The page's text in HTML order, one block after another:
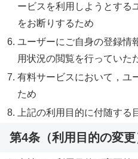
ービスを利用しようとする
をお断りするため
ユーザーにご自身の登録情
用状況の閲覧を行っていた
有料サービスにおいて，ユ
ため
上記の利用目的に付随する
第4条（利用目的の変更